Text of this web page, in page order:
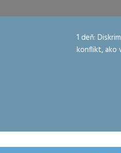
1 deň:
konflikt, ako